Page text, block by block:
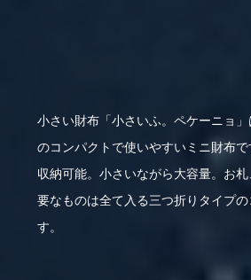
小さい財布「小さいふ。ペケーニョ
のコンパクトで使いやすいミニ財布
収納可能。小さいながら大容量。お
要なものは全て入る三つ折りタイプ
す。